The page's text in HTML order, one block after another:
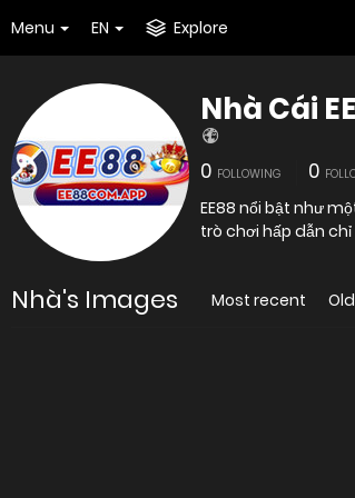
Menu EN Explore
Nhà Cái
0 FOLLOWING 0
EE88 nổi bật như
trò chơi hấp dẫn
Nhà's Images Most recent